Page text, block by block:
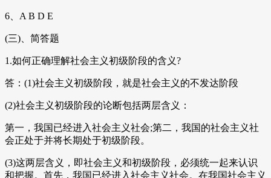
6、A B D E
(三)、简答题
1.如何正确理解社会主义初级阶段的含义?
答：(1)社会主义初级阶段，就是社会主义的不发达阶段
(2)社会主义初级阶段的论断包括两层含义：
第一，我国已经进入社会主义社会;第二，我国的社会主义社
会正处于并将长期处于初级阶段。
(3)这两层含义，即社会主义和初级阶段，必须统一起来认识
和把握。首先，我国已经进入社会主义社会。在我国社会主义